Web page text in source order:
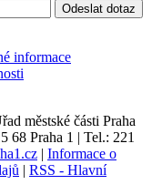
Odeslat dotaz
informace
městské části Praha
68 Praha 1 | Tel.: 221
| Informace o
| RSS - Hlavní